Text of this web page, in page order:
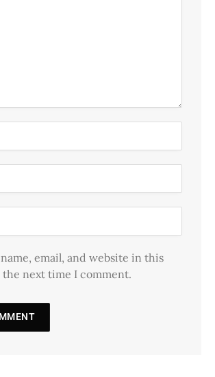
name, email, and website in this
next time I comment.